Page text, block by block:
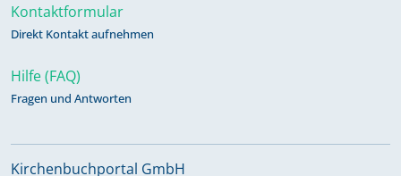
Kontaktformular
Direkt Kontakt aufnehmen
Hilfe (FAQ)
Fragen und Antworten
Kirchenbuchportal GmbH